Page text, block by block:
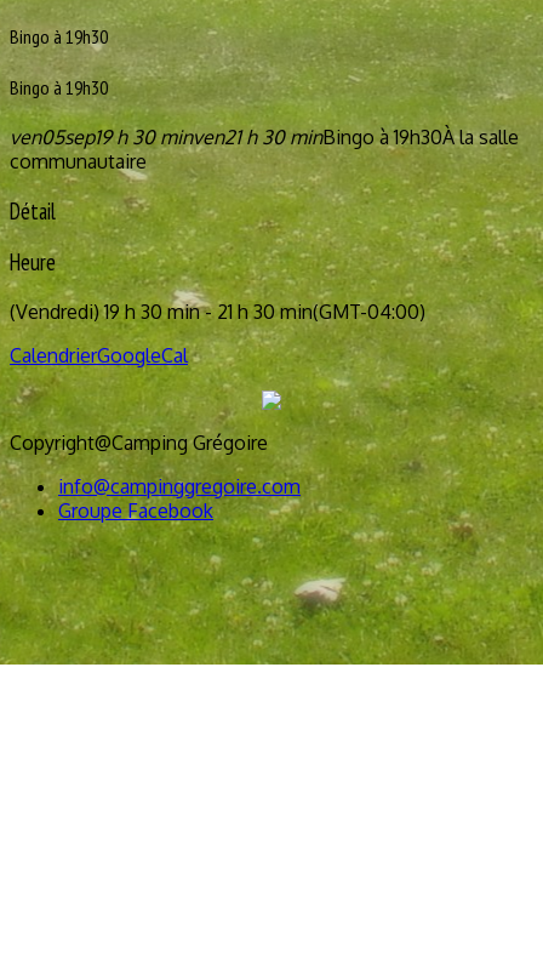
Bingo à 19h30
Bingo à 19h30
ven05sep19 h 30 minven21 h 30 minBingo à 19h30À la salle
communautaire
Détail
Heure
(Vendredi) 19 h 30 min - 21 h 30 min(GMT-04:00)
CalendrierGoogleCal
Copyright@Camping Grégoire
info@campinggregoire.com
Groupe Facebook